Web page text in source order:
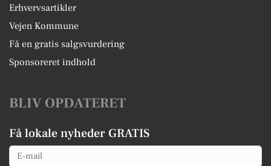
Erhvervsartikler
Vejen Kommune
Få en gratis salgsvurdering
Sponsoreret indhold
BLIV OPDATERET
Få lokale nyheder GRATIS
Email